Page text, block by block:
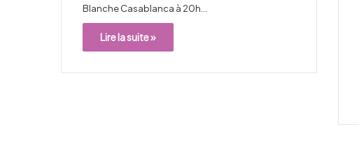
Blanche Casablanca à 20h…
Lire la suite »